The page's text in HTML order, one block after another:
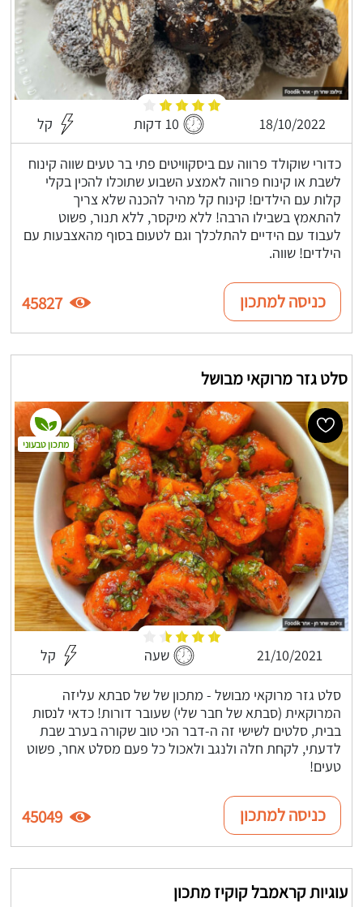
18/10/2022 10 דקות קל
כדורי שוקולד פרווה עם ביסקוויטים פתי בר טעים שווה קינוח
לשבת או קינוח פרווה לאמצע השבוע שתוכלו להכין בקלי
קלות עם הילדים! קינוח קל מהיר להכנה שלא צריך
להתאמץ בשבילו הרבה! ללא מיקסר, ללא תנור, פשוט
לעבוד עם הידיים להתלכלך וגם לטעום בסוף מהאצבעות עם
הילדים! שווה.
כניסה למתכון 45827
סלט גזר מרוקאי מבושל
21/10/2021 שעה קל
סלט גזר מרוקאי מבושל - מתכון של של סבתא עליזה
המרוקאית (סבתא של חבר שלי) שעובר דורות! כדאי לנסות
בבית, סלטים לשישי זה ה-דבר הכי טוב שקורה בערב שבת
לדעתי, לקחת חלה ולנגב ולאכול כל פעם מסלט אחר, פשוט
טעים!
מתכון טבעוני
כניסה למתכון 45049
עוגיות קראמבל קוקיז מתכון